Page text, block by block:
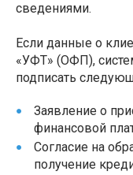
сведениями.
Если данные о
«УФТ» (ОФП),
подписать
Заявление о
финансовой
Согласие на
получение